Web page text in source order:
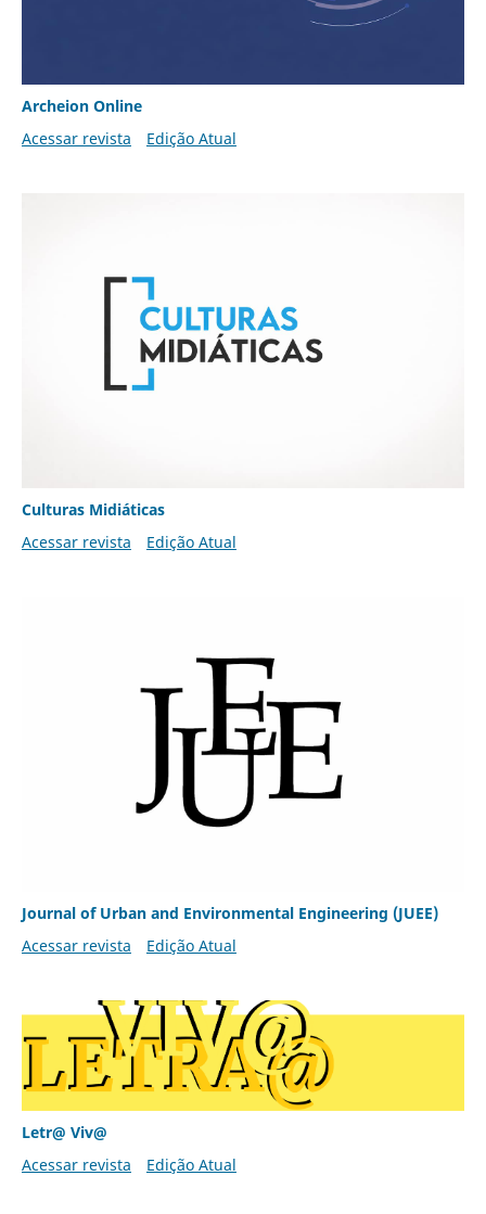
Archeion Online
Acessar revista
Edição Atual
Culturas Midiáticas
Acessar revista
Edição Atual
Journal of Urban and Environmental Engineering (JUEE)
Acessar revista
Edição Atual
Letr@ Viv@
Acessar revista
Edição Atual